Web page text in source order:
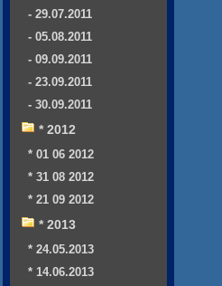
- 29.07.2011
- 05.08.2011
- 09.09.2011
- 23.09.2011
- 30.09.2011
* 2012
* 01 06 2012
* 31 08 2012
* 21 09 2012
* 2013
* 24.05.2013
* 14.06.2013